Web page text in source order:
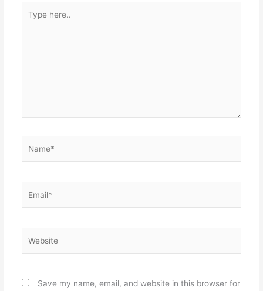
here..
Save my name, email, and website in this browser for